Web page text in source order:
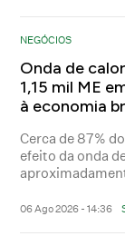
NEGÓCIOS
Onda de
1,15 mil ME
à economia
Cerca de 87%
efeito da onda
06 Ago 2026 - 14:36